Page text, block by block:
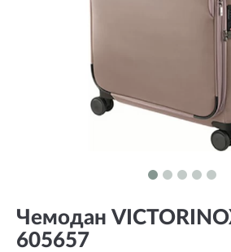
Чемодан
605657